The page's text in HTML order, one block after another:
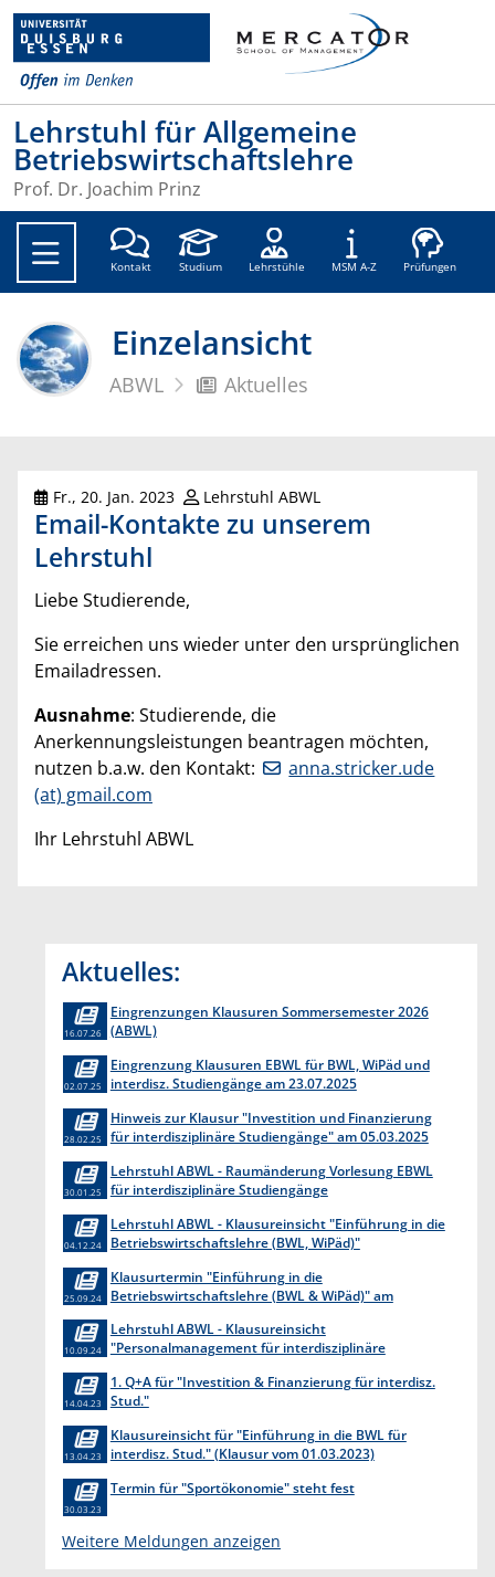
Lehrstuhl für Allgemeine
Betriebswirtschaftslehre
Prof. Dr. Joachim Prinz
Kontakt Studium Lehrstühle MSM A-Z Prüfungen
Einzelansicht
ABWL Aktuelles
Fr., 20. Jan. 2023 Lehrstuhl ABWL
Email-Kontakte zu unserem
Lehrstuhl
Liebe Studierende,
Sie erreichen uns wieder unter den ursprünglichen
Emailadressen.
Ausnahme: Studierende, die
Anerkennungsleistungen beantragen möchten,
nutzen b.a.w. den Kontakt:
anna.stricker.ude
(at) gmail.com
Ihr Lehrstuhl ABWL
Aktuelles:
Eingrenzungen Klausuren Sommersemester 2026
(ABWL)
16.07.26
Eingrenzung Klausuren EBWL für BWL, WiPäd und
interdisz. Studiengänge am 23.07.2025
02.07.25
Hinweis zur Klausur "Investition und Finanzierung
für interdisziplinäre Studiengänge" am 05.03.2025
28.02.25
Lehrstuhl ABWL - Raumänderung Vorlesung EBWL
für interdisziplinäre Studiengänge
30.01.25
Lehrstuhl ABWL - Klausureinsicht "Einführung in die
Betriebswirtschaftslehre (BWL, WiPäd)"
04.12.24
Klausurtermin "Einführung in die
Betriebswirtschaftslehre (BWL & WiPäd)" am
25.09.24
Lehrstuhl ABWL - Klausureinsicht
"Personalmanagement für interdisziplinäre
10.09.24
1. Q+A für "Investition & Finanzierung für interdisz.
Stud."
14.04.23
Klausureinsicht für "Einführung in die BWL für
interdisz. Stud." (Klausur vom 01.03.2023)
13.04.23
Termin für "Sportökonomie" steht fest
30.03.23
Weitere Meldungen anzeigen